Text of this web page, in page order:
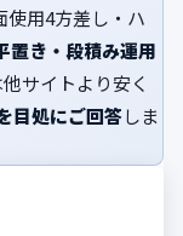
用4方差し・ハ
置き・段積み運用
サイトより安く
目処にご回答しま